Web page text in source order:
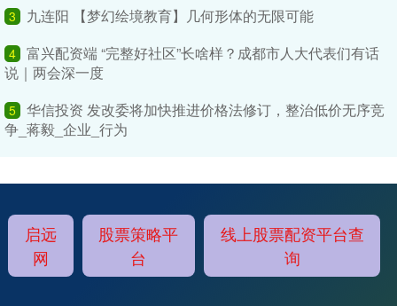
3 九连阳 【梦幻绘境教育】几何形体的无限可能
4 富兴配资端 “完整好社区”长啥样？成都市人大代表们有话
说｜两会深一度
5 华信投资 发改委将加快推进价格法修订，整治低价无序竞
争_蒋毅_企业_行为
启远
网
股票策略平
台
线上股票配资平台查
询